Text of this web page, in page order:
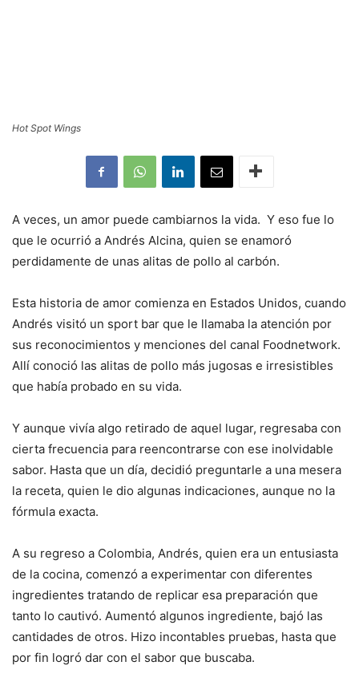
Hot Spot Wings
A veces, un amor puede cambiarnos la vida. Y eso fue lo
que le ocurrió a Andrés Alcina, quien se enamoró
perdidamente de unas alitas de pollo al carbón.
Esta historia de amor comienza en Estados Unidos, cuando
Andrés visitó un sport bar que le llamaba la atención por
sus reconocimientos y menciones del canal Foodnetwork.
Allí conoció las alitas de pollo más jugosas e irresistibles
que había probado en su vida.
Y aunque vivía algo retirado de aquel lugar, regresaba con
cierta frecuencia para reencontrarse con ese inolvidable
sabor. Hasta que un día, decidió preguntarle a una mesera
la receta, quien le dio algunas indicaciones, aunque no la
fórmula exacta.
A su regreso a Colombia, Andrés, quien era un entusiasta
de la cocina, comenzó a experimentar con diferentes
ingredientes tratando de replicar esa preparación que
tanto lo cautivó. Aumentó algunos ingrediente, bajó las
cantidades de otros. Hizo incontables pruebas, hasta que
por fin logró dar con el sabor que buscaba.